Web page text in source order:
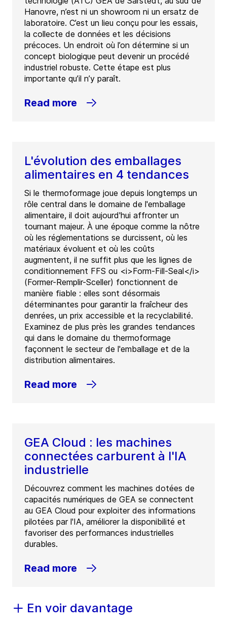
Hanovre, n’est ni un showroom ni un ersatz de
laboratoire. C’est un lieu conçu pour les essais,
la collecte de données et les décisions
précoces. Un endroit où l’on détermine si un
concept biologique peut devenir un procédé
industriel robuste. Cette étape est plus
importante qu’il n’y paraît.
Read more
L'évolution des emballages
alimentaires en 4 tendances
Si le thermoformage joue depuis longtemps un
rôle central dans le domaine de l'emballage
alimentaire, il doit aujourd'hui affronter un
tournant majeur. À une époque comme la nôtre
où les réglementations se durcissent, où les
matériaux évoluent et où les coûts
augmentent, il ne suffit plus que les lignes de
conditionnement FFS ou <i>Form-Fill-Seal</i>
(Former-Remplir-Sceller) fonctionnent de
manière fiable : elles sont désormais
déterminantes pour garantir la fraîcheur des
denrées, un prix accessible et la recyclabilité.
Examinez de plus près les grandes tendances
qui dans le domaine du thermoformage
façonnent le secteur de l'emballage et de la
distribution alimentaires.
Read more
GEA Cloud : les machines
connectées carburent à l'IA
industrielle
Découvrez comment les machines dotées de
capacités numériques de GEA se connectent
au GEA Cloud pour exploiter des informations
pilotées par l'IA, améliorer la disponibilité et
favoriser des performances industrielles
durables.
Read more
En voir davantage